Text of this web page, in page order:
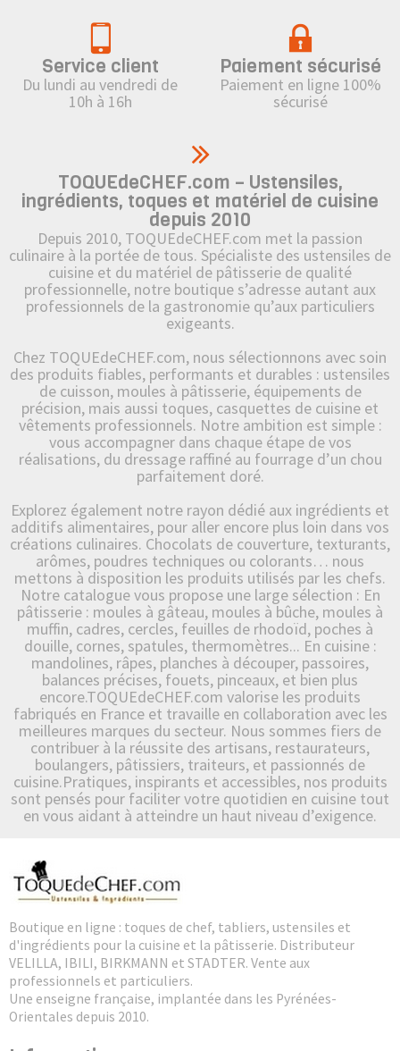
Service client
Du lundi au vendredi de
10h à 16h
Paiement sécurisé
Paiement en ligne 100%
sécurisé
TOQUEdeCHEF.com – Ustensiles,
ingrédients, toques et matériel de cuisine
depuis 2010
Depuis 2010, TOQUEdeCHEF.com met la passion
culinaire à la portée de tous. Spécialiste des ustensiles de
cuisine et du matériel de pâtisserie de qualité
professionnelle, notre boutique s’adresse autant aux
professionnels de la gastronomie qu’aux particuliers
exigeants.
Chez TOQUEdeCHEF.com, nous sélectionnons avec soin
des produits fiables, performants et durables : ustensiles
de cuisson, moules à pâtisserie, équipements de
précision, mais aussi toques, casquettes de cuisine et
vêtements professionnels. Notre ambition est simple :
vous accompagner dans chaque étape de vos
réalisations, du dressage raffiné au fourrage d’un chou
parfaitement doré.
Explorez également notre rayon dédié aux ingrédients et
additifs alimentaires, pour aller encore plus loin dans vos
créations culinaires. Chocolats de couverture, texturants,
arômes, poudres techniques ou colorants… nous
mettons à disposition les produits utilisés par les chefs.
Notre catalogue vous propose une large sélection : En
pâtisserie : moules à gâteau, moules à bûche, moules à
muffin, cadres, cercles, feuilles de rhodoïd, poches à
douille, cornes, spatules, thermomètres... En cuisine :
mandolines, râpes, planches à découper, passoires,
balances précises, fouets, pinceaux, et bien plus
encore.TOQUEdeCHEF.com valorise les produits
fabriqués en France et travaille en collaboration avec les
meilleures marques du secteur. Nous sommes fiers de
contribuer à la réussite des artisans, restaurateurs,
boulangers, pâtissiers, traiteurs, et passionnés de
cuisine.Pratiques, inspirants et accessibles, nos produits
sont pensés pour faciliter votre quotidien en cuisine tout
en vous aidant à atteindre un haut niveau d’exigence.
Boutique en ligne : toques de chef, tabliers, ustensiles et
d'ingrédients pour la cuisine et la pâtisserie. Distributeur
VELILLA, IBILI, BIRKMANN et STADTER. Vente aux
professionnels et particuliers.
Une enseigne française, implantée dans les Pyrénées-
Orientales depuis 2010.